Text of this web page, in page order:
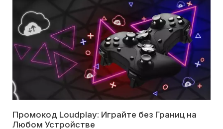
Промокод Loudplay: Играйте без Границ на
Любом Устройстве